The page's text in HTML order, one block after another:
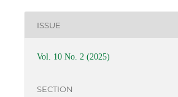
ISSUE
Vol. 10 No. 2 (2025)
SECTION